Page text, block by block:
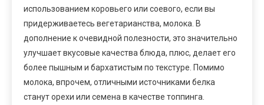
использованием коровьего или соевого, если вы
придерживаетесь вегетарианства, молока. В
дополнение к очевидной полезности, это значительно
улучшает вкусовые качества блюда, плюс, делает его
более пышным и бархатистым по текстуре. Помимо
молока, впрочем, отличными источниками белка
станут орехи или семена в качестве топпинга.